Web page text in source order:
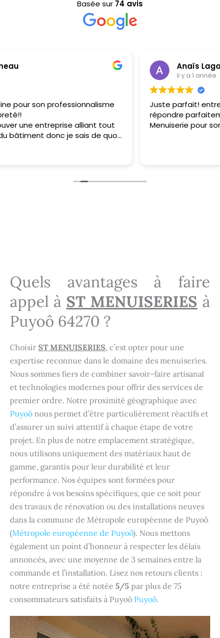
Basée sur 74 avis
Juste parfait! entreprise sérieuse et réactive qui a su
répondre parfaitement à mes besoins. Merci à St
Menuiserie pour son professionnalisme.
Quels avantages à faire
appel à ST MENUISERIES à
Puyoô 64270 ?
Choisir ST MENUISERIES, c’est opter pour une
expertise reconnue dans le domaine des menuiseries.
Nous sommes fiers de combiner savoir-faire artisanal
et technologies modernes pour offrir des services de
premier ordre. Notre proximité géographique avec
Puyoô nous permet d’être particulièrement réactifs et
d’assurer un suivi attentif à chaque étape de votre
projet. En plus de notre emplacement stratégique,
nous utilisons uniquement des matériaux haut de
gamme, garantis pour leur durabilité et leur
performance. Nos équipes sont formées pour
répondre à vos besoins spécifiques, que ce soit pour
des travaux de rénovation ou des installations neuves
dans la commune de Métropole européenne de Puyoô
(Métropole européenne de Puyoô). Nous mettons
également un point d’honneur à respecter les délais
annoncés, avec une moyenne de 3 semaines entre la
commande et l’installation. Lisez nos retours clients :
notre entreprise a été notée 5/5 par plus de 75
consommateurs satisfaits à Puyoô Puyoô.